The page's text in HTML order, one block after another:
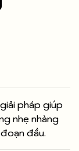
pháp giúp
nhẹ nhàng
đầu.